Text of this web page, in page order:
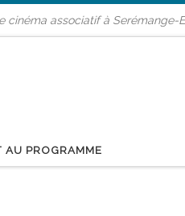
cinéma associatif à Serémange-
PROGRAMME